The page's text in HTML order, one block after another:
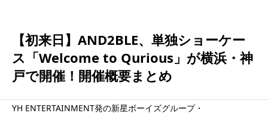
【初来日】AND2BLE、単独ショーケー
ス「Welcome to Qurious」が横浜・神
戸で開催！開催概要まとめ
YH ENTERTAINMENT発の新星ボーイズグループ・